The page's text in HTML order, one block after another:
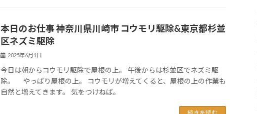
本日のお仕事 神奈川県川崎市 コウモリ駆除&東京都杉並
区ネズミ駆除
2025年6月1日
今日は朝からコウモリ駆除で屋根の上。 午後からは杉並区でネズミ駆
除。 やっぱり屋根の上。 コウモリが増えてくると、屋根の上の作業も
自然と増えてきます。 気をつけねば。